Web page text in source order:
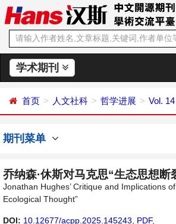
学术期刊
首页 人文社科 哲学进展 Vol.
期刊菜单
乔纳森·休斯对马克思“生态思想断
Jonathan Hughes’ Critique and Implications
Ecological Thought”
DOI: 10.12677/acpp.2025.145243 PDF,